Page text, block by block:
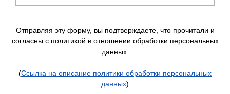
Отправляя эту форму, вы подтверждаете, что прочитали и
согласны с политикой в отношении обработки персональных
данных.
(Ссылка на описание политики обработки персональных
данных)